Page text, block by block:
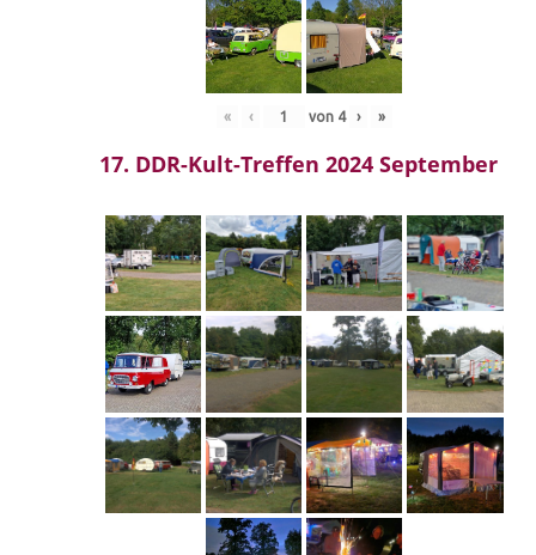
« ‹ von 4 › »
17. DDR-Kult-Treffen 2024 September